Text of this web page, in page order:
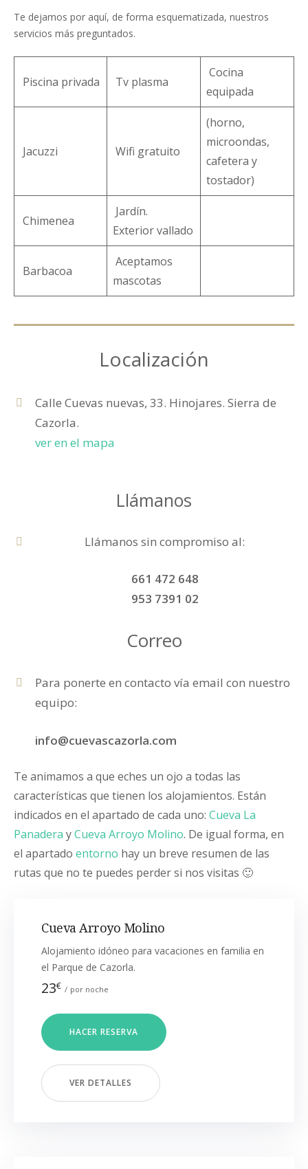
Te dejamos por aquí, de forma esquematizada, nuestros
servicios más preguntados.
Piscina privada Tv plasma
Cocina
equipada
Jacuzzi Wifi gratuito
(horno,
microondas,
cafetera y
tostador)
Chimenea
Jardín.
Exterior vallado
Barbacoa
Aceptamos
mascotas
Localización
Calle Cuevas nuevas, 33. Hinojares. Sierra de
Cazorla.
ver en el mapa
Llámanos
Llámanos sin compromiso al:
661 472 648
953 7391 02
Correo
Para ponerte en contacto vía email con nuestro
equipo:
info@cuevascazorla.com
Te animamos a que eches un ojo a todas las
características que tienen los alojamientos. Están
indicados en el apartado de cada uno: Cueva La
Panadera yCueva Arroyo Molino. De igual forma, en
el apartado entorno hay un breve resumen de las
rutas que no te puedes perder si nos visitas 🙂
Cueva Arroyo Molino
Alojamiento idóneo para vacaciones en familia en
el Parque de Cazorla.
23€ por noche
HACER RESERVA
VER DETALLES